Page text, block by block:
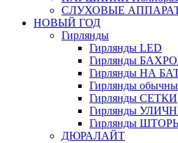
СЛУХОВЫЕ
НОВЫЙ ГОД
Гирлянды
Гирлянды LED
Гирлянды
Гирлянды НА
Гирлянды
Гирлянды СЕТКИ
Гирлянды
Гирлянды
ДЮРАЛАЙТ